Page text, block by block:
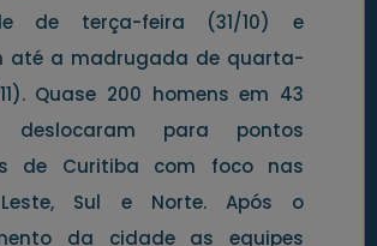
de terça-feira (31/10) e
até a madrugada de quarta-
Quase 200 homens em 43
deslocaram para pontos
de Curitiba com foco nas
Sul e Norte. Após o
da cidade as equipes